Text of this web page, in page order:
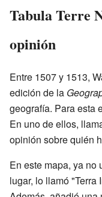
Tabula Terre
opinión
Entre 1507 y 1513,
edición de la
geografía. Para esta
En uno de ellos,
opinión sobre quién
En este mapa, ya no
lugar, lo llamó